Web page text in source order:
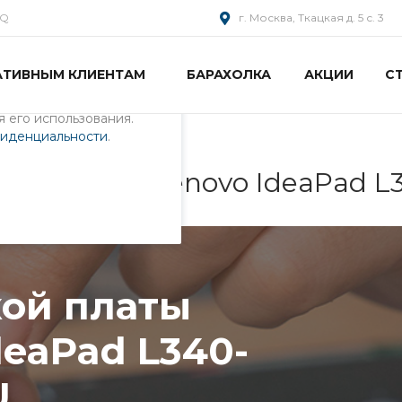
и
использования.
.
г. Москва, Ткацкая д. 5 с. 3
КЛИЕНТАМ БАРАХОЛКА АКЦИИ
Lenovo IdeaPad
платы
L340-